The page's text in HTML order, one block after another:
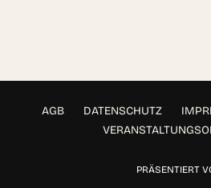
AGB DATENSCHUTZ
PRÄSENTIERT